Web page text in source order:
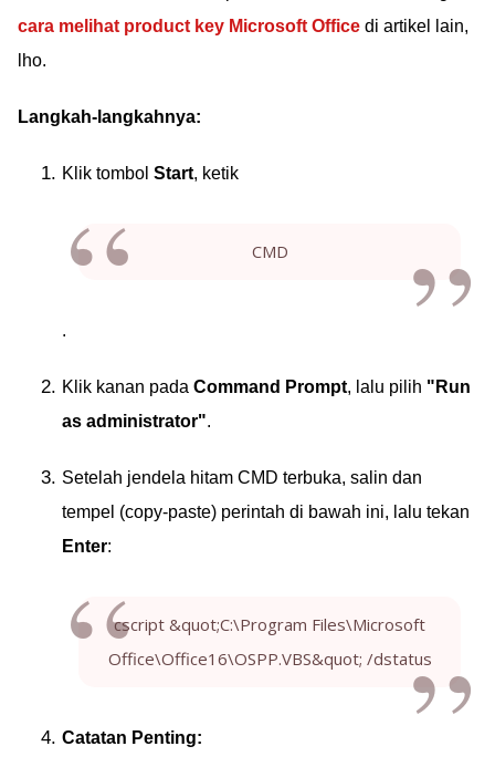
cara melihat product key Microsoft Office di artikel lain,
lho.
Langkah-langkahnya:
Klik tombol Start, ketik
CMD
.
Klik kanan pada Command Prompt, lalu pilih "Run
as administrator".
Setelah jendela hitam CMD terbuka, salin dan
tempel (copy-paste) perintah di bawah ini, lalu tekan
Enter:
cscript &quot;C:\Program Files\Microsoft
Office\Office16\OSPP.VBS&quot; /dstatus
Catatan Penting: